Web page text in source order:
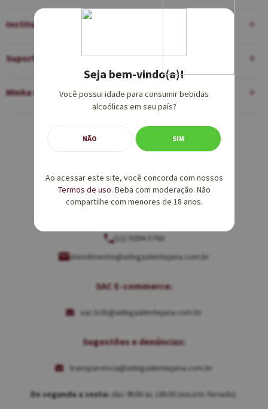
Institucional
Suporte
Minha Conta
Equipe de Vendas:
vendas@adegaalentejana.com.br
(11) 5094-5760
atendimento@adegaalentejana.com.br
SAC E-commerce:
sac.b2b@adegaalentejana.com.br
Sugestões e denúncias:
transparencia@adegaalentejana.com.br
De segunda a sexta: das 9h00 às 18h30 (exceto feriado).
Seja bem-vindo(a)!
Você possui idade para consumir bebidas
alcoólicas em seu país?
NÃO SIM
Ao acessar este site, você concorda com nossos
Termos de uso. Beba com moderação. Não
compartilhe com menores de 18 anos.